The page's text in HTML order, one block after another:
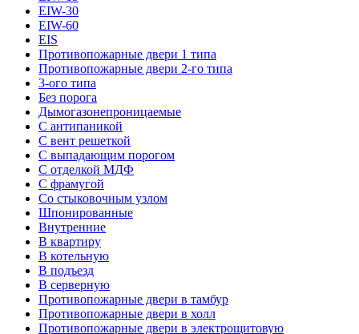
EIW-30
EIW-60
EIS
Противопожарные двери 1 типа
Противопожарные двери 2-го типа
3-ого типа
Без порога
Дымогазонепроницаемые
С антипаникой
С вент решеткой
С выпадающим порогом
С отделкой МДФ
С фрамугой
Со стыковочным узлом
Шпонированные
Внутренние
В квартиру
В котельную
В подъезд
В серверную
Противопожарные двери в тамбур
Противопожарные двери в холл
Противопожарные двери в электрощитовую